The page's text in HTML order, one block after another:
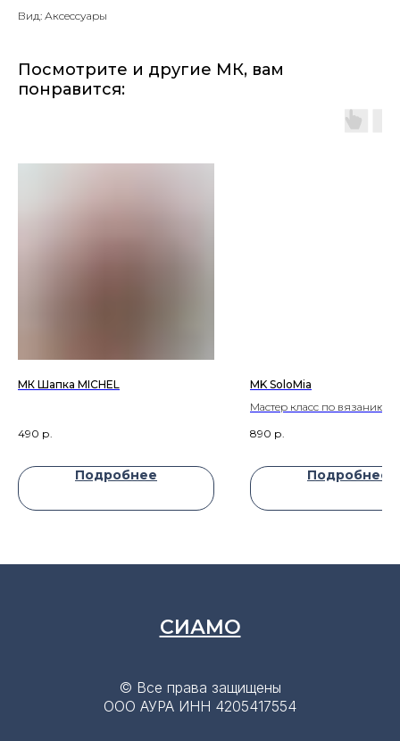
Вид: Аксессуары
Посмотрите и другие МК, вам
понравится:
МК Шапка MICHEL
490 р.
Подробнее
MK SoloMia
Мастер класс по вязанию
890 р.
Подробнее
СИАМО
© Все права защищены
OOO АУРА ИНН 4205417554